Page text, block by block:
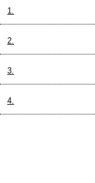
1.
2.
3.
4.